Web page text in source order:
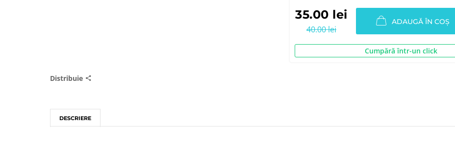
35.00 lei
40.00 lei
ADAUGĂ ÎN COȘ
Cumpără într-un click
Distribuie
DESCRIERE